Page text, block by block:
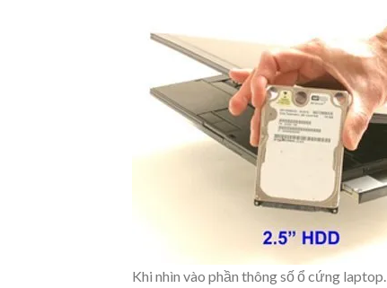
Khi nhìn vào phần thông số ổ cứng